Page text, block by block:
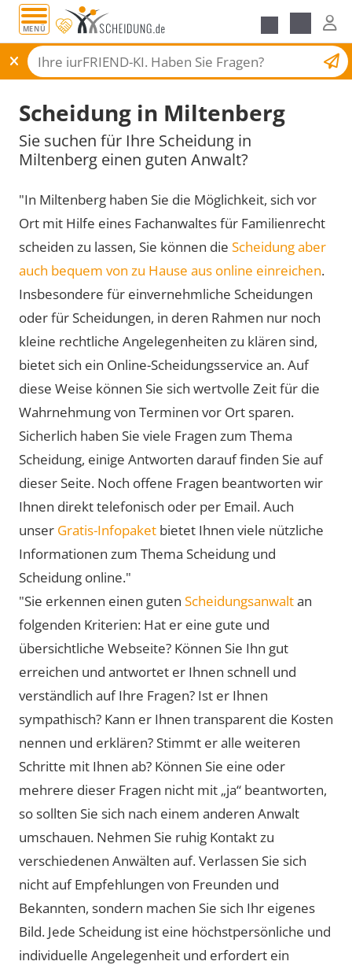
MENÜ
Scheidungsantrag
Scheidung in Miltenberg
Sie suchen für Ihre Scheidung in
Miltenberg einen guten Anwalt?
"In Miltenberg haben Sie die Möglichkeit, sich vor
Ort mit Hilfe eines Fachanwaltes für Familienrecht
scheiden zu lassen, Sie können die Scheidung aber
auch bequem von zu Hause aus online einreichen.
Insbesondere für einvernehmliche Scheidungen
oder für Scheidungen, in deren Rahmen nur noch
kleine rechtliche Angelegenheiten zu klären sind,
bietet sich ein Online-Scheidungsservice an. Auf
diese Weise können Sie sich wertvolle Zeit für die
Wahrnehmung von Terminen vor Ort sparen.
Sicherlich haben Sie viele Fragen zum Thema
Scheidung, einige Antworten darauf finden Sie auf
dieser Seite. Noch offene Fragen beantworten wir
Ihnen direkt telefonisch oder per Email. Auch
unser Gratis-Infopaket bietet Ihnen viele nützliche
Informationen zum Thema Scheidung und
Scheidung online."
"Sie erkennen einen guten Scheidungsanwaltan
folgenden Kriterien: Hat er eine gute und
übersichtliche Webseite? Können Sie Ihn gut
erreichen und antwortet er Ihnen schnell und
verständlich auf Ihre Fragen? Ist er Ihnen
sympathisch? Kann er Ihnen transparent die Kosten
nennen und erklären? Stimmt er alle weiteren
Schritte mit Ihnen ab? Können Sie eine oder
mehrere dieser Fragen nicht mit „ja“ beantworten,
so sollten Sie sich nach einem anderen Anwalt
umschauen. Nehmen Sie ruhig Kontakt zu
verschiedenen Anwälten auf. Verlassen Sie sich
nicht auf Empfehlungen von Freunden und
Bekannten, sondern machen Sie sich Ihr eigenes
Bild. Jede Scheidung ist eine höchstpersönliche und
individuelle Angelegenheit und erfordert ein